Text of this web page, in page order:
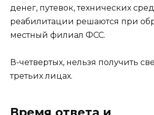
денег, путевок, технических
реабилитации решаются при
местный филиал ФСС.
В-четвертых, нельзя получить
третьих лицах.